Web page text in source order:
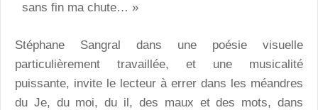
sans fin ma chute… »
Stéphane Sangral dans une poésie visuelle
particulièrement travaillée, et une musicalité
puissante, invite le lecteur à errer dans les méandres
du Je, du moi, du il, des maux et des mots, dans